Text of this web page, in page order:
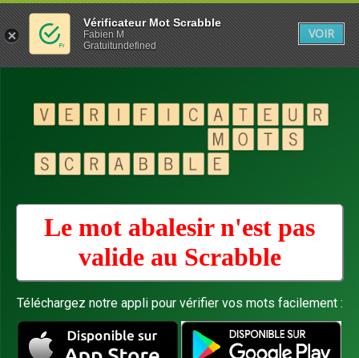
Le mot abalesir n'est pas
valide au Scrabble
Téléchargez notre appli pour vérifier vos mots facilement :
Vérificateur Mot Scrabble
Fabien M
Gratuitundefined
VOIR